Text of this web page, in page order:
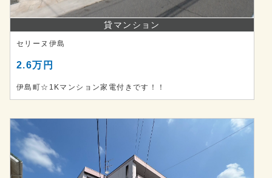
貸マンション
セリーヌ伊島
2.6万円
伊島町☆1Kマンション家電付きです！！